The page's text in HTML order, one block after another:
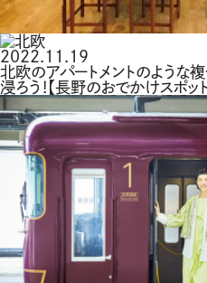
2022.11.19
北欧のアパートメントのような
浸ろう！【長野のおでかけスポット